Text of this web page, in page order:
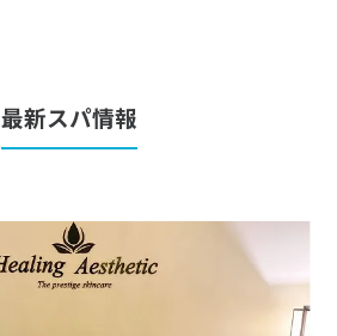
最新スパ情報